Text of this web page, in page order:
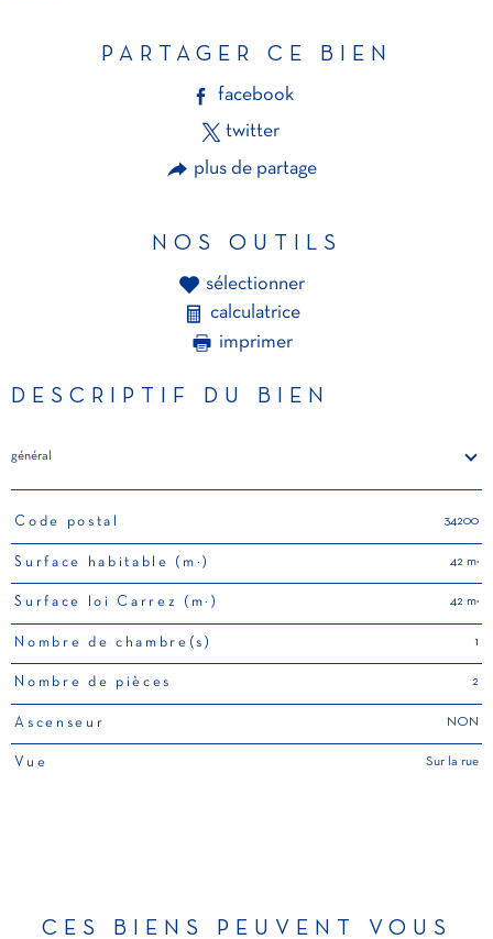
PARTAGER CE BIEN
facebook
twitter
plus de partage
NOS OUTILS
sélectionner
calculatrice
imprimer
DESCRIPTIF DU BIEN
général
TRAD_PAMPERO_Caracteristique
Code postal 34200
Surface habitable (m²) 42 m²
Surface loi Carrez (m²) 42 m²
Nombre de chambre(s) 1
Nombre de pièces 2
Ascenseur NON
Vue Sur la rue
CES BIENS PEUVENT VOUS